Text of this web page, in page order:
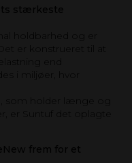
stærkeste
holdbarhed og er
er konstrueret til at
end
i miljøer, hvor
som holder længe og
er Suntuf det oplagte
frem for et